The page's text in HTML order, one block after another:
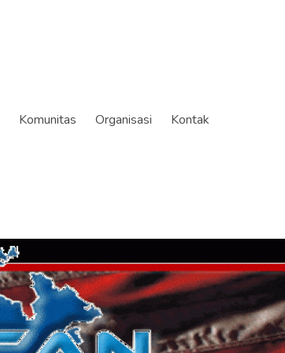
Komunitas Organisasi Kontak